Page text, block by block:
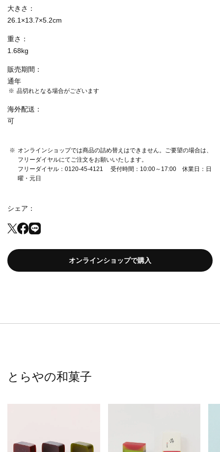
大きさ
26.1×13.7×5.2cm
重さ
1.68kg
販売期間
通年
品切れとなる場合がございます
海外配送
可
オンラインショップでは商品の詰め替えはできません。ご要望の場合は、
フリーダイヤルにてご注文をお願いいたします。
フリーダイヤル：0120-45-4121 受付時間：10:00～17:00 休業日：日
曜・元日
シェア
オンラインショップで購入
とらやの和菓子